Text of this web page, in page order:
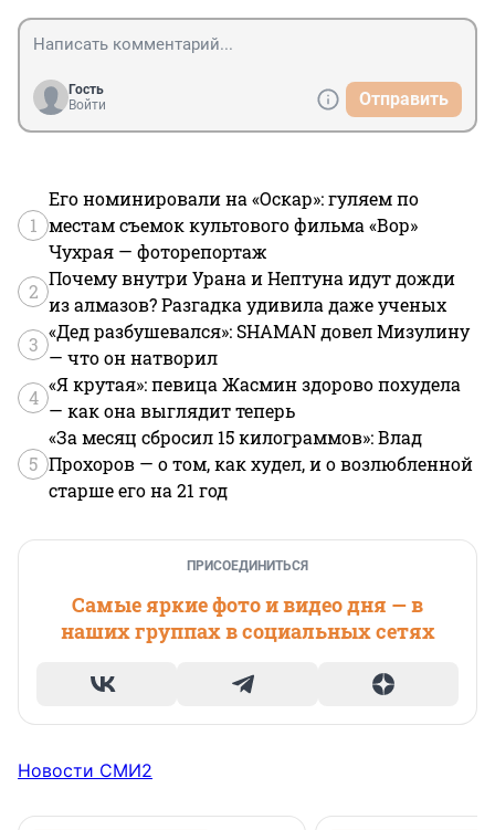
Гость
Войти
Отправить
1
Его номинировали на «Оскар»: гуляем по
местам съемок культового фильма «Вор»
Чухрая — фоторепортаж
2
Почему внутри Урана и Нептуна идут дожди
из алмазов? Разгадка удивила даже ученых
3
«Дед разбушевался»: SHAMAN довел Мизулину
— что он натворил
4
«Я крутая»: певица Жасмин здорово похудела
— как она выглядит теперь
5
«За месяц сбросил 15 килограммов»: Влад
Прохоров — о том, как худел, и о возлюбленной
старше его на 21 год
ПРИСОЕДИНИТЬСЯ
Самые яркие фото и видео дня — в
наших группах в социальных сетях
Новости СМИ2